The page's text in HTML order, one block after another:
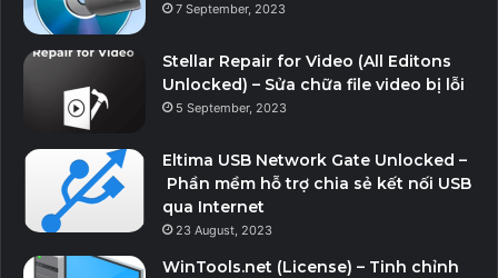
7 September, 2023
Stellar Repair for Video (All Editons
Unlocked) – Sửa chữa file video bị lỗi
5 September, 2023
Eltima USB Network Gate Unlocked –
Phần mềm hỗ trợ chia sẻ kết nối USB
qua Internet
23 August, 2023
WinTools.net (License) – Tinh chỉnh